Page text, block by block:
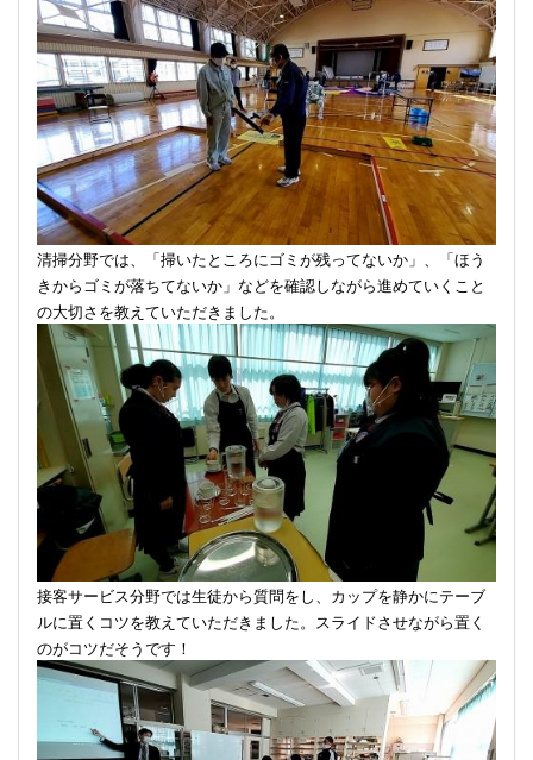
清掃分野では、「掃いたところにゴミが残ってないか」、「ほう
きからゴミが落ちてないか」などを確認しながら進めていくこと
の大切さを教えていただきました。
接客サービス分野では生徒から質問をし、カップを静かにテーブ
ルに置くコツを教えていただきました。スライドさせながら置く
のがコツだそうです！